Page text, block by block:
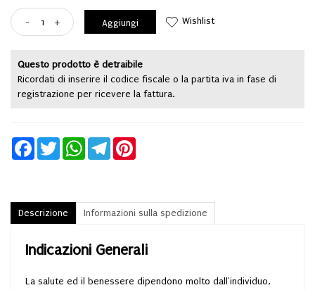
- + Aggiungi Wishlist
Questo prodotto è detraibile
Ricordati di inserire il codice fiscale o la partita iva in fase di
registrazione per ricevere la fattura.
FacebookTwitter WhatsAppTelegram
Descrizione Informazioni sulla spedizione
Indicazioni Generali
La salute ed il benessere dipendono molto dall'individuo,